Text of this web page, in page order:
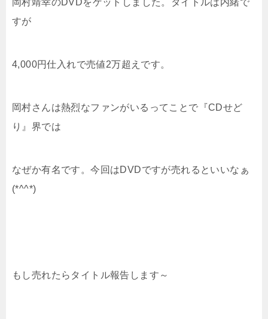
岡村靖幸のDVDをゲットしました。タイトルは内緒で
すが
4,000円仕入れで売値2万超えです。
岡村さんは熱烈なファンがいるってことで『CDせど
り』界では
なぜか有名です。今回はDVDですが売れるといいなぁ
(*^^*)
もし売れたらタイトル報告します～